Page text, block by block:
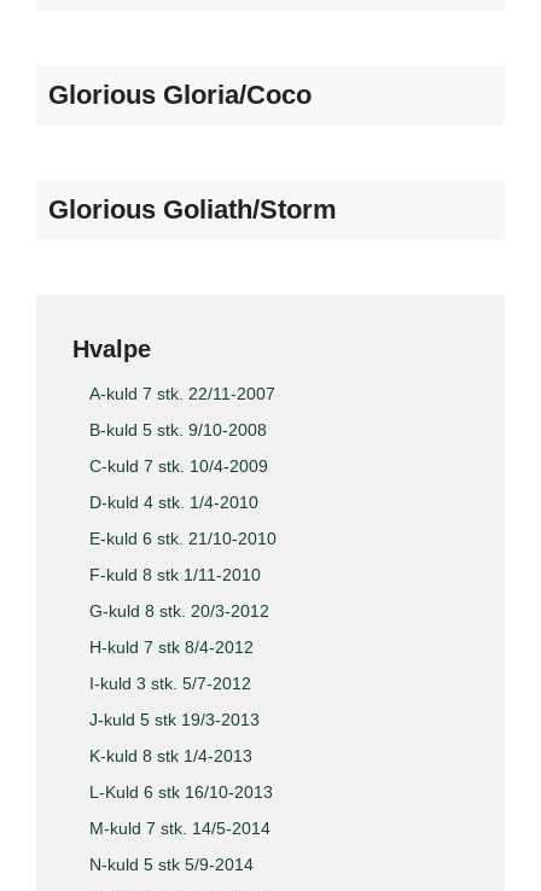
Glorious Gloria/Coco
Glorious Goliath/Storm
Hvalpe
A-kuld 7 stk. 22/11-2007
B-kuld 5 stk. 9/10-2008
C-kuld 7 stk. 10/4-2009
D-kuld 4 stk. 1/4-2010
E-kuld 6 stk. 21/10-2010
F-kuld 8 stk 1/11-2010
G-kuld 8 stk. 20/3-2012
H-kuld 7 stk 8/4-2012
I-kuld 3 stk. 5/7-2012
J-kuld 5 stk 19/3-2013
K-kuld 8 stk 1/4-2013
L-Kuld 6 stk 16/10-2013
M-kuld 7 stk. 14/5-2014
N-kuld 5 stk 5/9-2014